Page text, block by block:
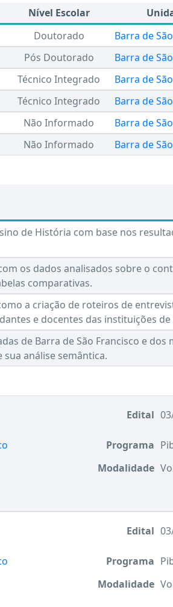
Nível Escolar
Doutorado Barra de
Pós Doutorado Barra de
Técnico Integrado Barra de
Técnico Integrado Barra de
Não Informado Barra de
Não Informado Barra de
de História com base nos
os dados analisados sobre o
comparativas.
a criação de roteiros de
e docentes das instituições
de Barra de São Francisco e dos
análise semântica.
Edital
Programa
Modalidade
Edital
Programa
Modalidade